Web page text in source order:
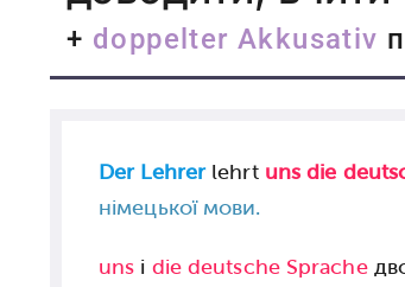
+ doppelter Akkusativ
Der Lehrerlehrt uns die
німецької мови.
uns і die deutsche Sprache